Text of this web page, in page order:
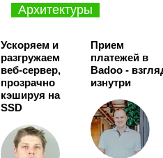
Архитектуры
Ускоряем и
разгружаем
веб-сервер,
прозрачно
кэшируя на
SSD
Прием
платежей в
Badoo -
изнутри